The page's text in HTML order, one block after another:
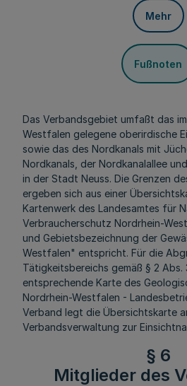
Mehr
Fußnoten
Das Verbandsgebiet umfaßt das
Westfalen gelegene oberirdische
sowie das des Nordkanals mit
Nordkanals, der Nordkanalallee
in der Stadt Neuss. Die Grenzen
ergeben sich aus einer
Kartenwerk des Landesamtes für
Verbraucherschutz Nordrhein-
und Gebietsbezeichnung der
Westfalen" entspricht. Für die
Tätigkeitsbereichs gemäß § 2 Abs.
entsprechende Karte des
Nordrhein-Westfalen -
Verband legt die Übersichtskarte
Verbandsverwaltung zur
§ 6
Mitglieder des